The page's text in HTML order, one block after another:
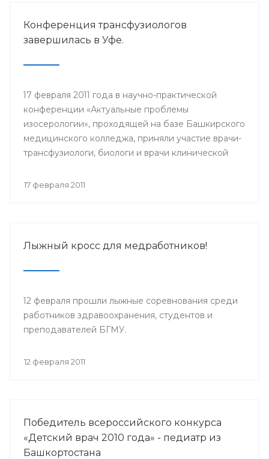
Конференция трансфузиологов
завершилась в Уфе.
17 февраля 2011 года в научно-практической
конференции «Актуальные проблемы
изосерологии», проходящей на базе Башкирского
медицинского колледжа, приняли участие врачи-
трансфузиологи, биологи и врачи клинической
Башкортостана.
17 февраля 2011
Лыжный кросс для медработников!
12 февраля прошли лыжные соревнования среди
работников здравоохранения, студентов и
преподавателей БГМУ.
12 февраля 2011
Победитель всероссийского конкурса
«Детский врач 2010 года» - педиатр из
Башкортостана